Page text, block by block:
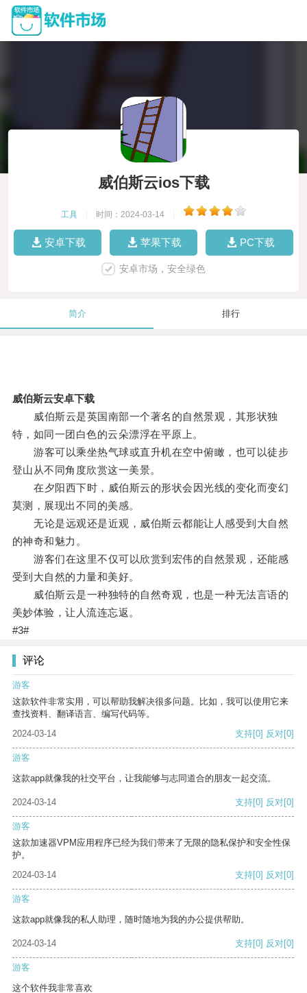
威伯斯云ios下载
工具 时间：2024-03-14
安卓下载 苹果下载 PC下载
安卓市场，安全绿色
简介 排行
威伯斯云安卓下载
威伯斯云是英国南部一个著名的自然景观，其形状独
特，如同一团白色的云朵漂浮在平原上。
游客可以乘坐热气球或直升机在空中俯瞰，也可以徒步
登山从不同角度欣赏这一美景。
在夕阳西下时，威伯斯云的形状会因光线的变化而变幻
莫测，展现出不同的美感。
无论是远观还是近观，威伯斯云都能让人感受到大自然
的神奇和魅力。
游客们在这里不仅可以欣赏到宏伟的自然景观，还能感
受到大自然的力量和美好。
威伯斯云是一种独特的自然奇观，也是一种无法言语的
美妙体验，让人流连忘返。
#3#
评论
游客
这款软件非常实用，可以帮助我解决很多问题。比如，我可以使用它来
查找资料、翻译语言、编写代码等。
2024-03-14
支持[0] 反对[0]
游客
这款app就像我的社交平台，让我能够与志同道合的朋友一起交流。
2024-03-14 支持[0] 反对[0]
游客
这款加速器VPM应用程序已经为我们带来了无限的隐私保护和安全性保
护。
2024-03-14
支持[0] 反对[0]
游客
这款app就像我的私人助理，随时随地为我的办公提供帮助。
2024-03-14 支持[0] 反对[0]
游客
这个软件我非常喜欢